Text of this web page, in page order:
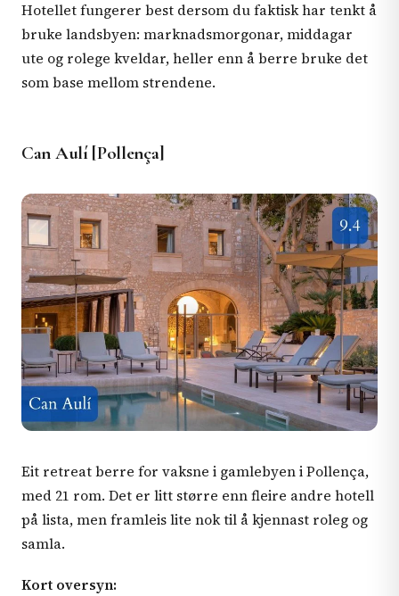
Hotellet fungerer best dersom du faktisk har tenkt å
bruke landsbyen: marknadsmorgonar, middagar
ute og rolege kveldar, heller enn å berre bruke det
som base mellom strendene.
Can Aulí [Pollença]
Eit retreat berre for vaksne i gamlebyen i Pollença,
med 21 rom. Det er litt større enn fleire andre hotell
på lista, men framleis lite nok til å kjennast roleg og
samla.
Kort oversyn: